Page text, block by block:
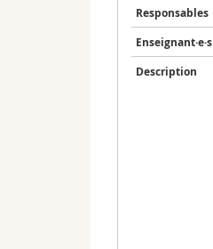
Responsables
Enseignant·e·s
Description